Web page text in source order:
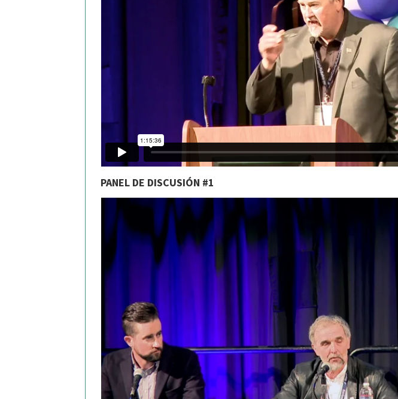
PANEL DE DISCUSIÓN #1